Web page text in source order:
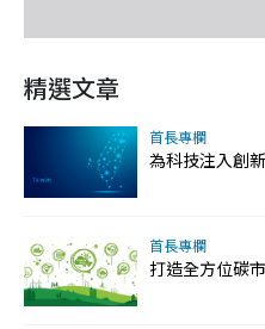
精選文章
首長專欄
首長專欄
打造全方位碳